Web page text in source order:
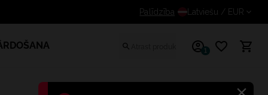
papildus atlaidi reģistrētiem lietotājiem
Palīdzība Latviešu / EUR
1